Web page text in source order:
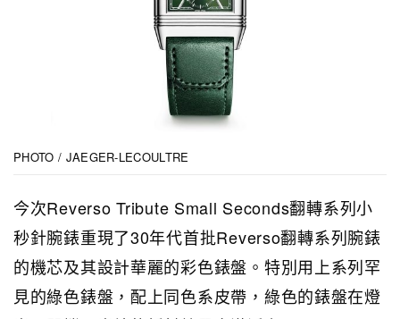
PHOTO / JAEGER-LECOULTRE
今次Reverso Tribute Small Seconds翻轉系列小
秒針腕錶重現了30年代首批Reverso翻轉系列腕錶
的機芯及其設計華麗的彩色錶盤。特別用上系列罕
見的綠色錶盤，配上同色系皮帶，綠色的錶盤在燈